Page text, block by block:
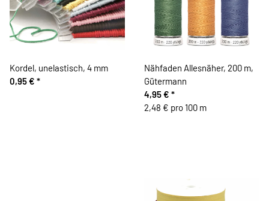
Kordel, unelastisch, 4 mm
0,95 € *
Nähfaden Allesnäher, 200 m,
Gütermann
4,95 € *
2,48 € pro 100 m